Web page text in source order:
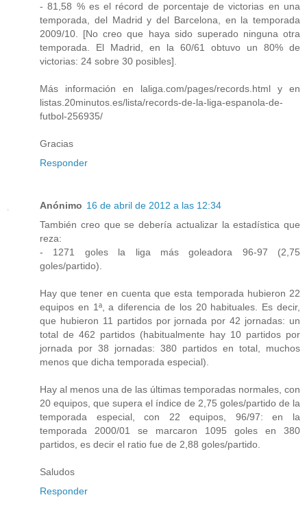
- 81,58 % es el récord de porcentaje de victorias en una
temporada, del Madrid y del Barcelona, en la temporada
2009/10. [No creo que haya sido superado ninguna otra
temporada. El Madrid, en la 60/61 obtuvo un 80% de
victorias: 24 sobre 30 posibles].
Más información en laliga.com/pages/records.html y en
listas.20minutos.es/lista/records-de-la-liga-espanola-de-
futbol-256935/
Gracias
Responder
Anónimo 16 de abril de 2012 a las 12:34
También creo que se debería actualizar la estadística que
reza:
- 1271 goles la liga más goleadora 96-97 (2,75
goles/partido).
Hay que tener en cuenta que esta temporada hubieron 22
equipos en 1ª, a diferencia de los 20 habituales. Es decir,
que hubieron 11 partidos por jornada por 42 jornadas: un
total de 462 partidos (habitualmente hay 10 partidos por
jornada por 38 jornadas: 380 partidos en total, muchos
menos que dicha temporada especial).
Hay al menos una de las últimas temporadas normales, con
20 equipos, que supera el índice de 2,75 goles/partido de la
temporada especial, con 22 equipos, 96/97: en la
temporada 2000/01 se marcaron 1095 goles en 380
partidos, es decir el ratio fue de 2,88 goles/partido.
Saludos
Responder